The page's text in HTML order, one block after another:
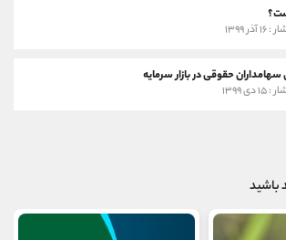
۱۳۹۹
سهامداران حقوقی در بازار سرمایه
دی ۱۳۹۹
باشید